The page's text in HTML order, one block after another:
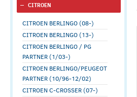
CITROEN
CITROEN BERLINGO (08-)
CITROEN BERLINGO (13-)
CITROEN BERLINGO / PG
PARTNER (1/03-)
CITROEN BERLINGO/PEUGEOT
PARTNER (10/96-12/02)
CITROEN C-CROSSER (07-)